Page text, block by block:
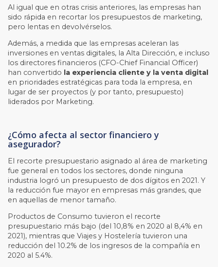
Al igual que en otras crisis anteriores, las empresas han
sido rápida en recortar los presupuestos de marketing,
pero lentas en devolvérselos.
Además, a medida que las empresas aceleran las
inversiones en ventas digitales, la Alta Dirección, e incluso
los directores financieros (CFO-Chief Financial Officer)
han convertido la experiencia cliente y la venta digital
en prioridades estratégicas para toda la empresa, en
lugar de ser proyectos (y por tanto, presupuesto)
liderados por Marketing.
¿Cómo afecta al sector financiero y
asegurador?
El recorte presupuestario asignado al área de marketing
fue general en todos los sectores, donde ninguna
industria logró un presupuesto de dos dígitos en 2021. Y
la reducción fue mayor en empresas más grandes, que
en aquellas de menor tamaño.
Productos de Consumo tuvieron el recorte
presupuestario más bajo (del 10,8% en 2020 al 8,4% en
2021), mientras que Viajes y Hostelería tuvieron una
reducción del 10.2% de los ingresos de la compañía en
2020 al 5.4%.